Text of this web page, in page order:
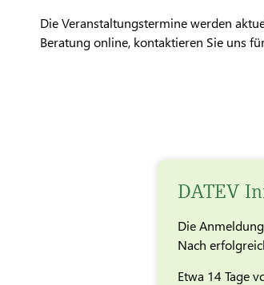
Die Veranstaltungstermine werden
Beratung online, kontaktieren Sie uns
DATEV
Die
Nach
Etwa 14 Tage